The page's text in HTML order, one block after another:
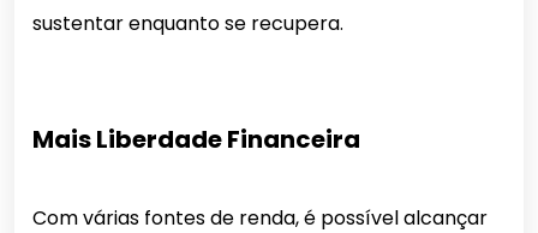
sustentar enquanto se recupera.
Mais Liberdade Financeira
Com várias fontes de renda, é possível alcançar